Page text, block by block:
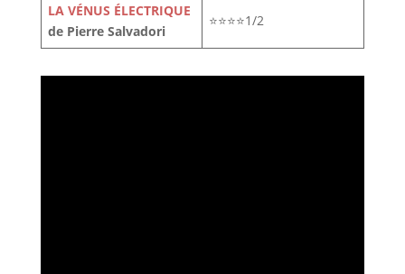
LA VÉNUS ÉLECTRIQUE
de Pierre Salvadori
⭐⭐⭐⭐1/2